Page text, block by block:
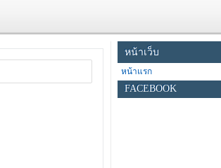
หน้าเว็บ
หน้าแรก
FACEBOOK